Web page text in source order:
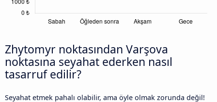
Zhytomyr noktasından Varşova
noktasına seyahat ederken nasıl
tasarruf edilir?
Seyahat etmek pahalı olabilir, ama öyle olmak zorunda değil!